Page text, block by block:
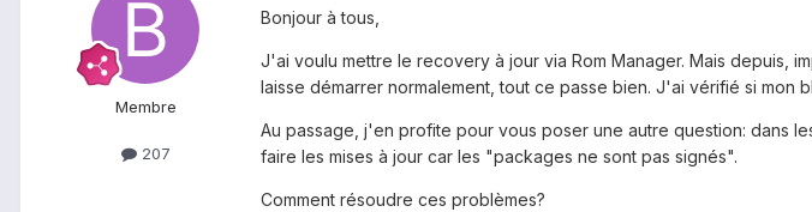
Membre
207
Bonjour à tous,
J'ai voulu mettre le recovery à jour via Rom Manager. Mais depuis,
laisse démarrer normalement, tout ce passe bien. J'ai vérifié si mon
Au passage, j'en profite pour vous poser une autre question: dans
faire les mises à jour car les "packages ne sont pas signés".
Comment résoudre ces problèmes?